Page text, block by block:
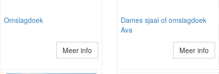
Omslagdoek
Meer info
Dames sjaal of omslagdoek
Ava
Meer info